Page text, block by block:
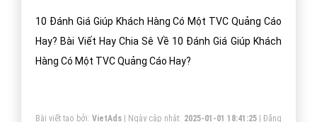
10 Đánh Giá Giúp Khách Hàng Có Một TVC Quảng Cáo
Hay? Bài Viết Hay Chia Sê Về 10 Đánh Giá Giúp Khách
Hàng Có Một TVC Quảng Cáo Hay?
Bài viết tạo bởi: VietAds| Ngày cập nhật: 2025-01-01 18:41:25|Đăng